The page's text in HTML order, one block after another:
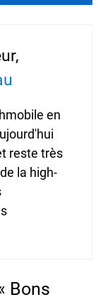
en
reste très
la high-
Bons